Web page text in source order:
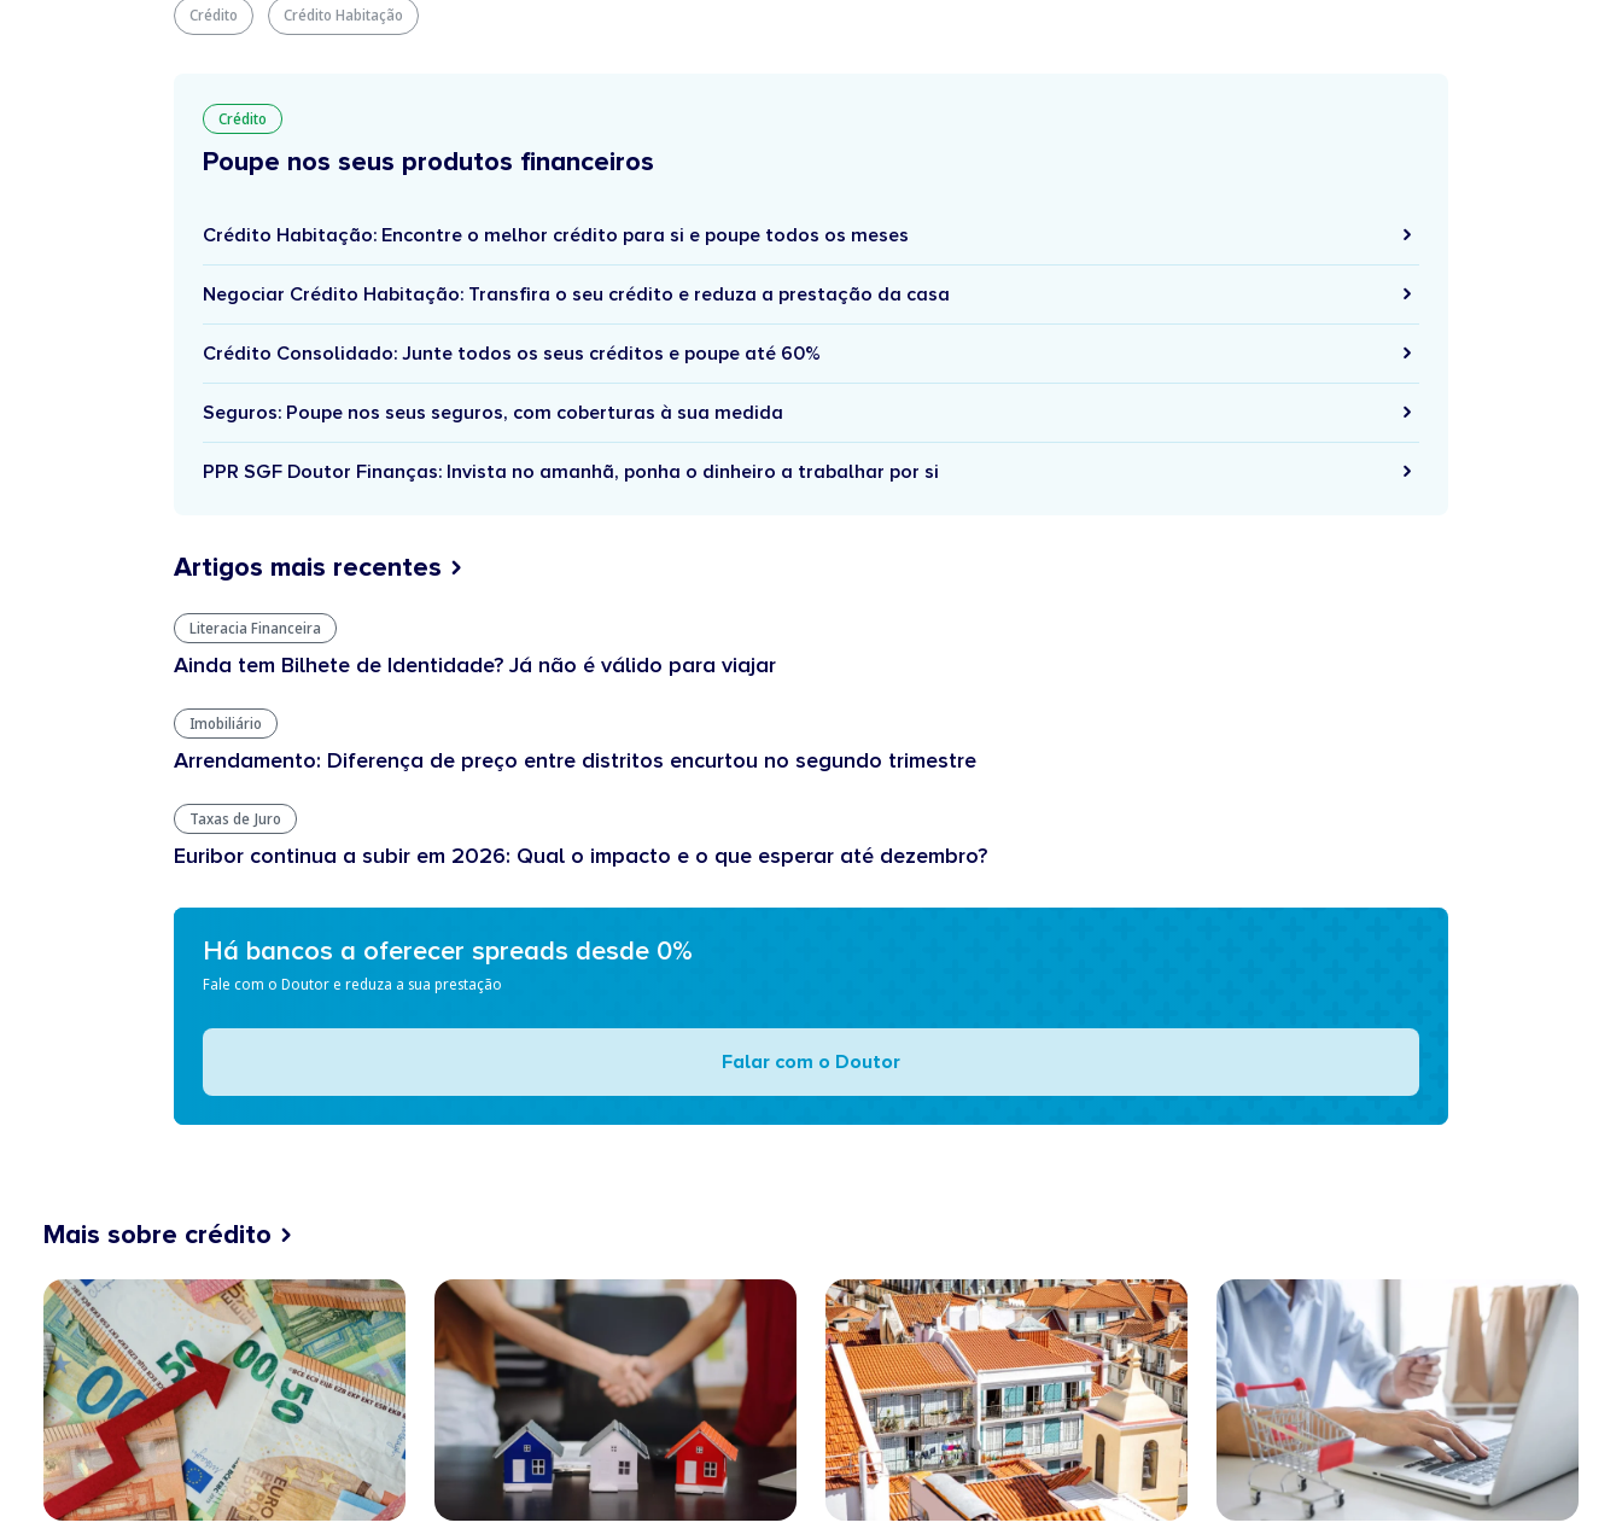
Crédito Crédito Habitação
Crédito
Poupe nos seus produtos financeiros
Crédito Habitação: Encontre o melhor crédito para si e poupe todos os meses
Negociar Crédito Habitação: Transfira o seu crédito e reduza a prestação da casa
Crédito Consolidado: Junte todos os seus créditos e poupe até 60%
Seguros: Poupe nos seus seguros, com coberturas à sua medida
PPR SGF Doutor Finanças: Invista no amanhã, ponha o dinheiro a trabalhar por si
Artigos mais recentes
Literacia Financeira
Ainda tem Bilhete de Identidade? Já não é válido para viajar
Imobiliário
Arrendamento: Diferença de preço entre distritos encurtou no segundo trimestre
Taxas de Juro
Euribor continua a subir em 2026: Qual o impacto e o que esperar até dezembro?
Há bancos a oferecer spreads desde 0%
Fale com o Doutor e reduza a sua prestação
Falar com o Doutor
Mais sobre crédito